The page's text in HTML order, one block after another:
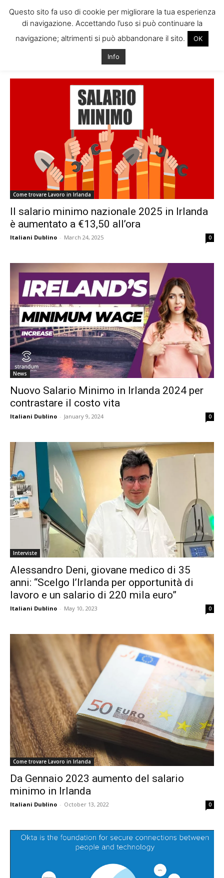
Come trovare Lavoro in Irlanda
Il salario minimo nazionale 2025 in Irlanda
è aumentato a €13,50 all’ora
Italiani Dublino - March 24, 2025 0
News
Nuovo Salario Minimo in Irlanda 2024 per
contrastare il costo vita
Italiani Dublino - January 9, 2024 0
Interviste
Alessandro Deni, giovane medico di 35
anni: “Scelgo l’Irlanda per opportunità di
lavoro e un salario di 220 mila euro”
Italiani Dublino - May 10, 2023 0
Come trovare Lavoro in Irlanda
Da Gennaio 2023 aumento del salario
minimo in Irlanda
Italiani Dublino - October 13, 2022 0
Questo sito fa uso di cookie per migliorare la tua esperienza
di navigazione. Accettando l’uso si può continuare la
navigazione; altrimenti si può abbandonare il sito.
OK
Info